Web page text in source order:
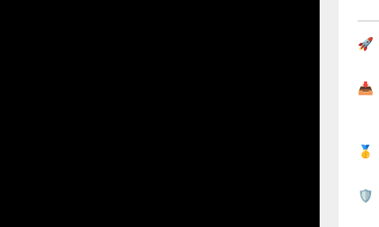
🚀
📥
🥇
🛡️